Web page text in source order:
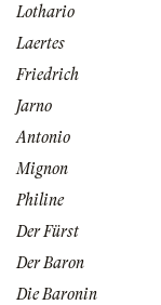
Lothario
Laertes
Friedrich
Jarno
Antonio
Mignon
Philine
Der Fürst
Der Baron
Die Baronin